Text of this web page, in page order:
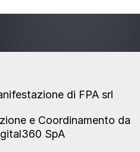
di FPA srl
e Coordinamento da
SpA